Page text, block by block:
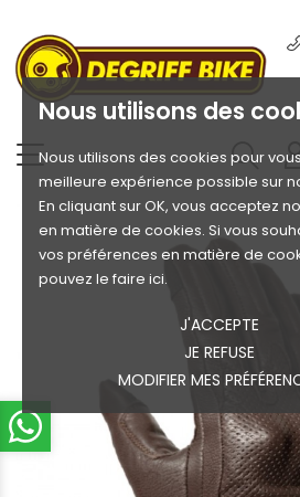
Nous utilisons des
Nous utilisons des cookies pour
meilleure expérience possible sur
En cliquant sur OK, vous acceptez
en matière de cookies. Si vous
vos préférences en matière de
pouvez le faire ici.
J'ACCEPTE
JE REFUSE
MODIFIER MES